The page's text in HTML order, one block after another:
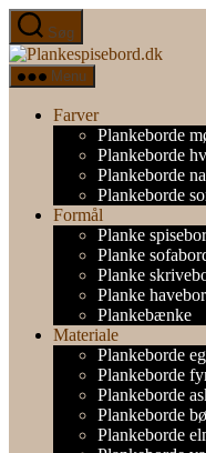
Spring
til
indholdet
Søg
Menu
Farver
Plankeborde
Plankeborde
Plankeborde
Plankeborde
Formål
Planke
Planke
Planke
Planke
Plankebænke
Materiale
Plankeborde eg
Plankeborde
Plankeborde
Plankeborde
Plankeborde